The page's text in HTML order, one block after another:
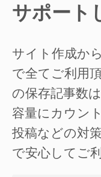
サポート
サイト作成か
で全てご利用
の保存記事数
容量にカウン
投稿などの対
で安心してご